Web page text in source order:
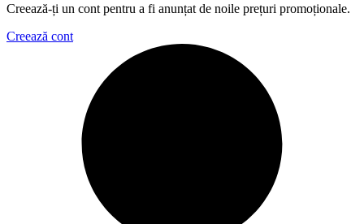
Creează-ți un cont pentru a fi anunțat de noile prețuri promoționale.
Creează cont